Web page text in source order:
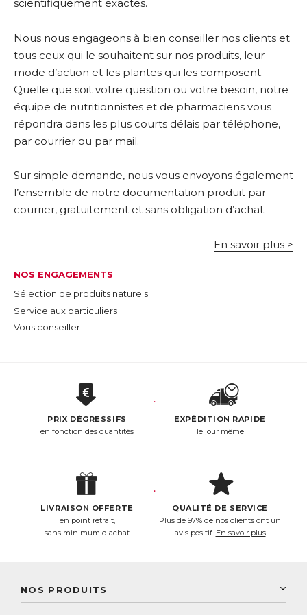
scientifiquement exactes.
Nous nous engageons à bien conseiller nos clients et
tous ceux qui le souhaitent sur nos produits, leur
mode d’action et les plantes qui les composent.
Quelle que soit votre question ou votre besoin, notre
équipe de nutritionnistes et de pharmaciens vous
répondra dans les plus courts délais par téléphone,
par courrier ou par mail.
Sur simple demande, nous vous envoyons également
l’ensemble de notre documentation produit par
courrier, gratuitement et sans obligation d’achat.
En savoir plus >
NOS ENGAGEMENTS
Sélection de produits naturels
Service aux particuliers
Vous conseiller
PRIX DÉGRESSIFS
en fonction des quantités
EXPÉDITION RAPIDE
le jour même
LIVRAISON OFFERTE
en point retrait,
sans minimum d'achat
QUALITÉ DE SERVICE
Plus de 97% de nos clients ont un
avis positif. En savoir plus
NOS PRODUITS